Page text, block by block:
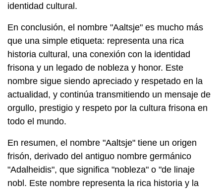
identidad cultural.
En conclusión, el nombre "Aaltsje" es mucho más
que una simple etiqueta: representa una rica
historia cultural, una conexión con la identidad
frisona y un legado de nobleza y honor. Este
nombre sigue siendo apreciado y respetado en la
actualidad, y continúa transmitiendo un mensaje de
orgullo, prestigio y respeto por la cultura frisona en
todo el mundo.
En resumen, el nombre "Aaltsje" tiene un origen
frisón, derivado del antiguo nombre germánico
"Adalheidis", que significa "nobleza" o "de linaje
nobl. Este nombre representa la rica historia y la